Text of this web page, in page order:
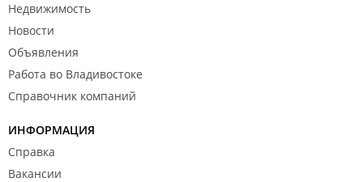
Недвижимость
Новости
Объявления
Работа во Владивостоке
Справочник компаний
ИНФОРМАЦИЯ
Справка
Вакансии